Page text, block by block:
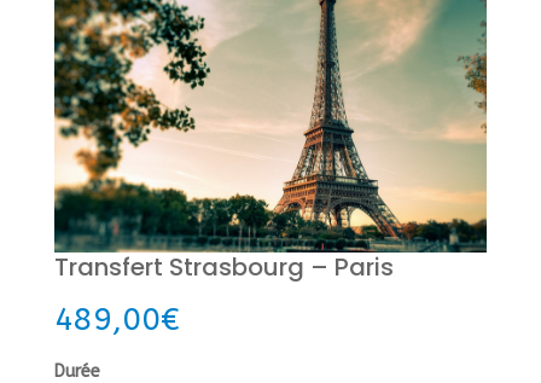
Transfert Strasbourg – Paris
489,00€
Durée